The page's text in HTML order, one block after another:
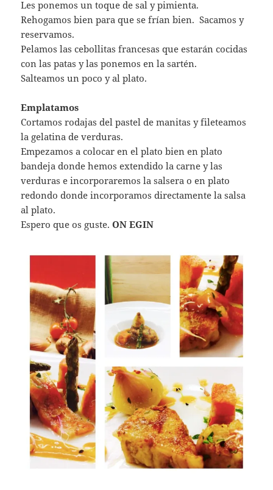
Les ponemos un toque de sal y pimienta.
Rehogamos bien para que se frían bien. Sacamos y
reservamos.
Pelamos las cebollitas francesas que estarán cocidas
con las patas y las ponemos en la sartén.
Salteamos un poco y al plato.
Emplatamos
Cortamos rodajas del pastel de manitas y fileteamos
la gelatina de verduras.
Empezamos a colocar en el plato bien en plato
bandeja donde hemos extendido la carne y las
verduras e incorporaremos la salsera o en plato
redondo donde incorporamos directamente la salsa
al plato.
Espero que os guste. ON EGIN